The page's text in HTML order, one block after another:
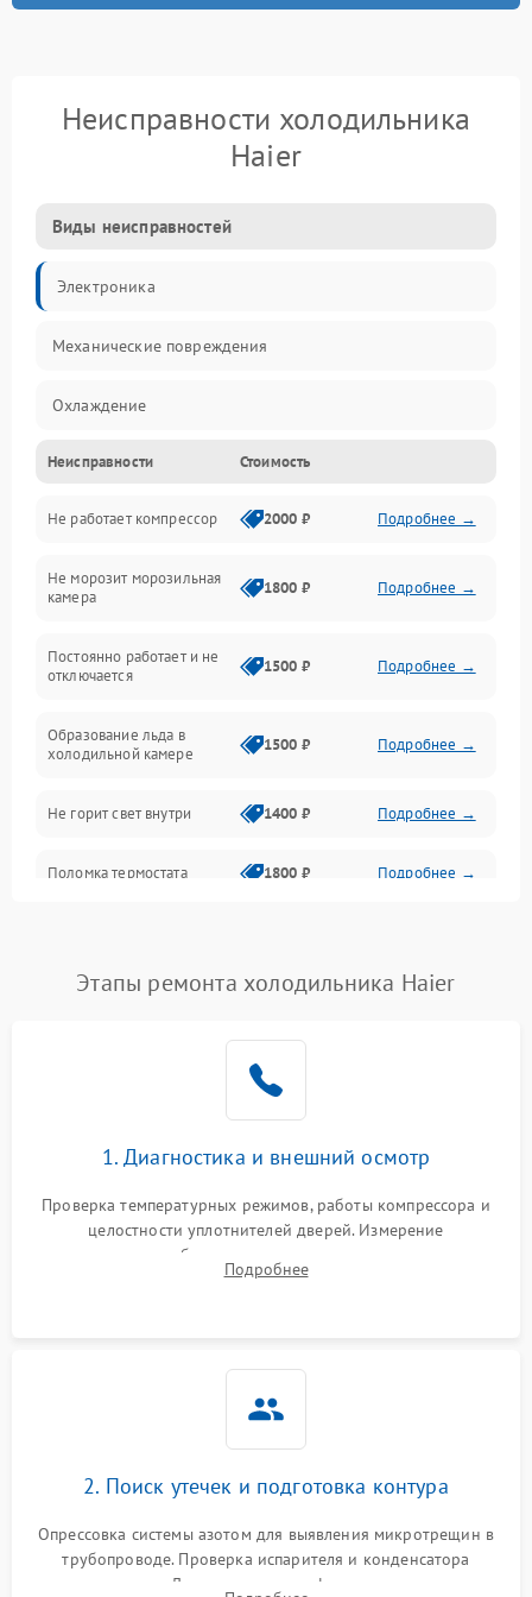
Неисправности холодильника
Haier
Виды неисправностей
Электроника
Механические повреждения
Охлаждение
Механика
Электропитание
Дренаж
Неисправности Стоимость
Не работает компрессор 2000 ₽ Подробнее →
Не морозит морозильная
камера
1800 ₽ Подробнее →
Постоянно работает и не
отключается
1500 ₽ Подробнее →
Образование льда в
холодильной камере
1500 ₽ Подробнее →
Не горит свет внутри 1400 ₽ Подробнее →
Поломка термостата 1800 ₽ Подробнее →
Поломка системы No Frost 2600 ₽ Подробнее →
работе
2000 ₽ Подробнее →
1000 ₽
1800 ₽
Этапы ремонта холодильника Haier
1. Диагностика и внешний осмотр
Проверка температурных режимов, работы компрессора и
целостности уплотнителей дверей. Измерение
сопротивления обмоток мотора, проверка термостата и
считывание кодов ошибок с электронного дисплея.
Подробнее
2. Поиск утечек и подготовка контура
Опрессовка системы азотом для выявления микротрещин в
трубопроводе. Проверка испарителя и конденсатора
течеискателем. Демонтаж старого фильтра-осушителя и